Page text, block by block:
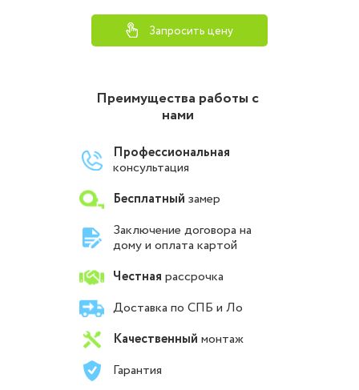
Запросить цену
Преимущества работы с
нами
Профессиональная
консультация
Бесплатный замер
Заключение договора на
дому и оплата картой
Честная рассрочка
Доставка по СПБ и Ло
Качественный монтаж
Гарантия